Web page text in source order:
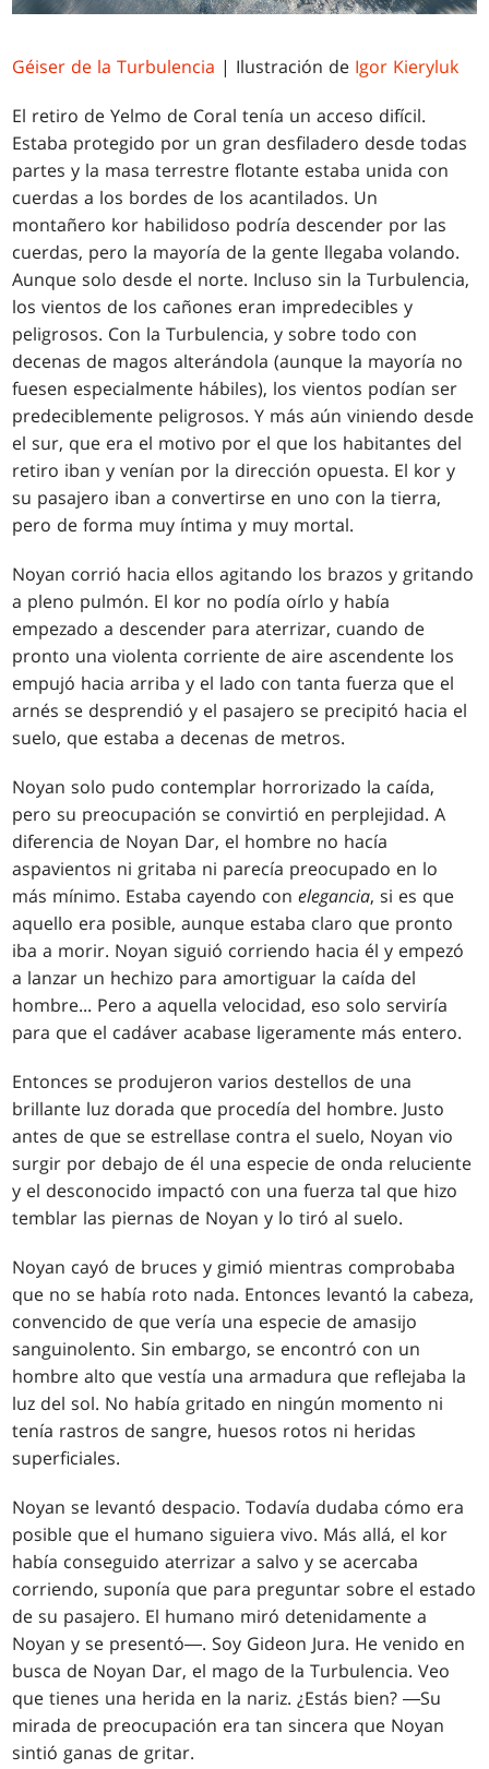
Géiser de la Turbulencia | Ilustración de Igor Kieryluk
El retiro de Yelmo de Coral tenía un acceso difícil.
Estaba protegido por un gran desfiladero desde todas
partes y la masa terrestre flotante estaba unida con
cuerdas a los bordes de los acantilados. Un
montañero kor habilidoso podría descender por las
cuerdas, pero la mayoría de la gente llegaba volando.
Aunque solo desde el norte. Incluso sin la Turbulencia,
los vientos de los cañones eran impredecibles y
peligrosos. Con la Turbulencia, y sobre todo con
decenas de magos alterándola (aunque la mayoría no
fuesen especialmente hábiles), los vientos podían ser
predeciblemente peligrosos. Y más aún viniendo desde
el sur, que era el motivo por el que los habitantes del
retiro iban y venían por la dirección opuesta. El kor y
su pasajero iban a convertirse en uno con la tierra,
pero de forma muy íntima y muy mortal.
Noyan corrió hacia ellos agitando los brazos y gritando
a pleno pulmón. El kor no podía oírlo y había
empezado a descender para aterrizar, cuando de
pronto una violenta corriente de aire ascendente los
empujó hacia arriba y el lado con tanta fuerza que el
arnés se desprendió y el pasajero se precipitó hacia el
suelo, que estaba a decenas de metros.
Noyan solo pudo contemplar horrorizado la caída,
pero su preocupación se convirtió en perplejidad. A
diferencia de Noyan Dar, el hombre no hacía
aspavientos ni gritaba ni parecía preocupado en lo
más mínimo. Estaba cayendo conelegancia, si es que
aquello era posible, aunque estaba claro que pronto
iba a morir. Noyan siguió corriendo hacia él y empezó
a lanzar un hechizo para amortiguar la caída del
hombre... Pero a aquella velocidad, eso solo serviría
para que el cadáver acabase ligeramente más entero.
Entonces se produjeron varios destellos de una
brillante luz dorada que procedía del hombre. Justo
antes de que se estrellase contra el suelo, Noyan vio
surgir por debajo de él una especie de onda reluciente
y el desconocido impactó con una fuerza tal que hizo
temblar las piernas de Noyan y lo tiró al suelo.
Noyan cayó de bruces y gimió mientras comprobaba
que no se había roto nada. Entonces levantó la cabeza,
convencido de que vería una especie de amasijo
sanguinolento. Sin embargo, se encontró con un
hombre alto que vestía una armadura que reflejaba la
luz del sol. No había gritado en ningún momento ni
tenía rastros de sangre, huesos rotos ni heridas
superficiales.
Noyan se levantó despacio. Todavía dudaba cómo era
posible que el humano siguiera vivo. Más allá, el kor
había conseguido aterrizar a salvo y se acercaba
corriendo, suponía que para preguntar sobre el estado
de su pasajero. El humano miró detenidamente a
Noyan y se presentó―. Soy Gideon Jura. He venido en
busca de Noyan Dar, el mago de la Turbulencia. Veo
que tienes una herida en la nariz. ¿Estás bien? ―Su
mirada de preocupación era tan sincera que Noyan
sintió ganas de gritar.